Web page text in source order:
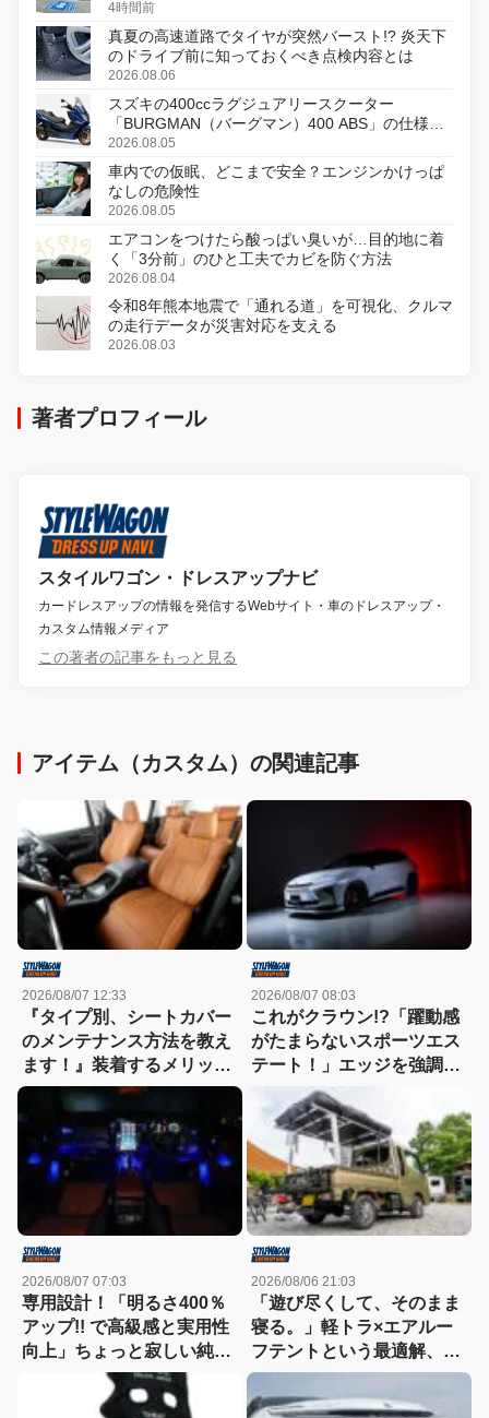
4時間前
真夏の高速道路でタイヤが突然バースト!? 炎天下
のドライブ前に知っておくべき点検内容とは
2026.08.06
スズキの400ccラグジュアリースクーター
「BURGMAN（バーグマン）400 ABS」の仕様を
変更し、8月18日に発売
2026.08.05
車内での仮眠、どこまで安全？エンジンかけっぱ
なしの危険性
2026.08.05
エアコンをつけたら酸っぱい臭いが…目的地に着
く「3分前」のひと工夫でカビを防ぐ方法
2026.08.04
令和8年熊本地震で「通れる道」を可視化、クルマ
の走行データが災害対応を支える
2026.08.03
著者プロフィール
スタイルワゴン・ドレスアップナビ
カードレスアップの情報を発信するWebサイト・車のドレスアップ・
カスタム情報メディア
この著者の記事をもっと見る
アイテム（カスタム）の関連記事
2026/08/07 12:33
『タイプ別、シートカバー
のメンテナンス方法を教え
ます！』装着するメリット
も紹介！
2026/08/07 08:03
これがクラウン!?「躍動感
がたまらないスポーツエス
テート！」エッジを強調し
たエアロに22インチホイー
ルで武装
2026/08/07 07:03
専用設計！「明るさ400％
アップ!! で高級感と実用性
向上」ちょっと寂しい純正
室内照明をグレードアップ
2026/08/06 21:03
「遊び尽くして、そのまま
寝る。」軽トラ×エアルー
フテントという最適解、見
つけた!!